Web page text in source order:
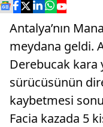
Antalya’nın
meydana geldi.
Derebucak
sürücüsünün
kaybetmesi
Facia kazada 5